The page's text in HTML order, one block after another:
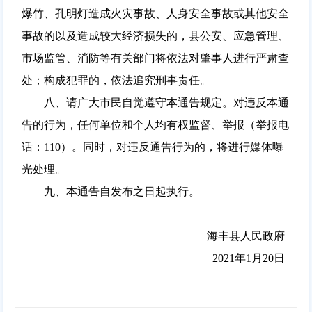
爆竹、孔明灯造成火灾事故、人身安全事故或其他安全
事故的以及造成较大经济损失的，县公安、应急管理、
市场监管、消防等有关部门将依法对肇事人进行严肃查
处；构成犯罪的，依法追究刑事责任。
八、请广大市民自觉遵守本通告规定。对违反本通
告的行为，任何单位和个人均有权监督、举报（举报电
话：110）。同时，对违反通告行为的，将进行媒体曝
光处理。
九、本通告自发布之日起执行。
海丰县人民政府
2021年1月20日